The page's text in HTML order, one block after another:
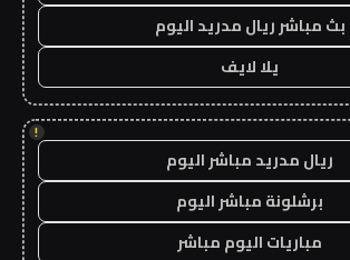
بث مباشر ريال مدريد اليوم
يلا لايف
!
ريال مدريد مباشر اليوم
برشلونة مباشر اليوم
مباريات اليوم مباشر